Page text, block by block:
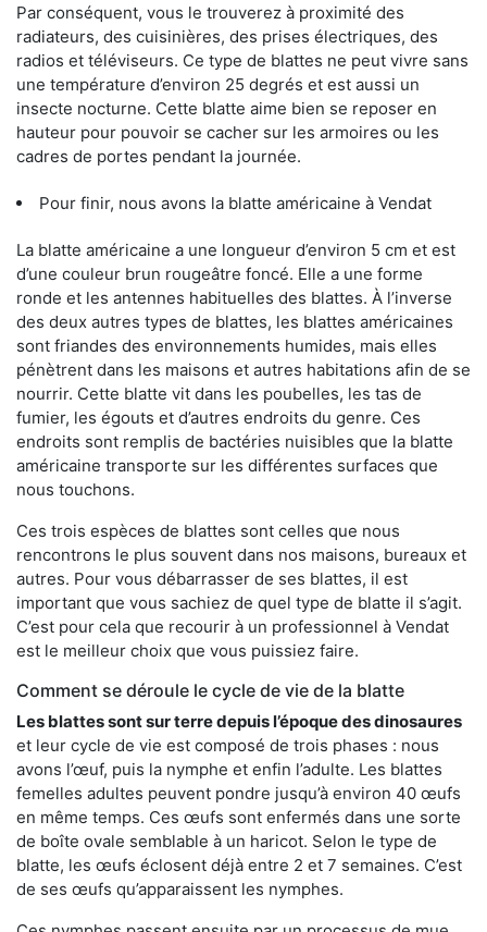
Par conséquent, vous le trouverez à proximité des
radiateurs, des cuisinières, des prises électriques, des
radios et téléviseurs. Ce type de blattes ne peut vivre sans
une température d’environ 25 degrés et est aussi un
insecte nocturne. Cette blatte aime bien se reposer en
hauteur pour pouvoir se cacher sur les armoires ou les
cadres de portes pendant la journée.
Pour finir, nous avons la blatte américaine à Vendat
La blatte américaine a une longueur d’environ 5 cm et est
d’une couleur brun rougeâtre foncé. Elle a une forme
ronde et les antennes habituelles des blattes. À l’inverse
des deux autres types de blattes, les blattes américaines
sont friandes des environnements humides, mais elles
pénètrent dans les maisons et autres habitations afin de se
nourrir. Cette blatte vit dans les poubelles, les tas de
fumier, les égouts et d’autres endroits du genre. Ces
endroits sont remplis de bactéries nuisibles que la blatte
américaine transporte sur les différentes surfaces que
nous touchons.
Ces trois espèces de blattes sont celles que nous
rencontrons le plus souvent dans nos maisons, bureaux et
autres. Pour vous débarrasser de ses blattes, il est
important que vous sachiez de quel type de blatte il s’agit.
C’est pour cela que recourir à un professionnel à Vendat
est le meilleur choix que vous puissiez faire.
Comment se déroule le cycle de vie de la blatte
Les blattes sont sur terre depuis l’époque des dinosaures
et leur cycle de vie est composé de trois phases : nous
avons l’œuf, puis la nymphe et enfin l’adulte. Les blattes
femelles adultes peuvent pondre jusqu’à environ 40 œufs
en même temps. Ces œufs sont enfermés dans une sorte
de boîte ovale semblable à un haricot. Selon le type de
blatte, les œufs éclosent déjà entre 2 et 7 semaines. C’est
de ses œufs qu’apparaissent les nymphes.